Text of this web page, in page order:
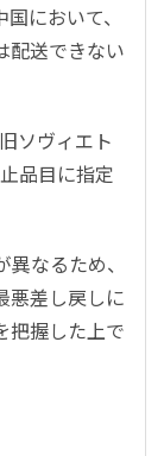
において、
配送できない
ソヴィエト
品目に指定
なるため、
悪差し戻しに
把握した上で